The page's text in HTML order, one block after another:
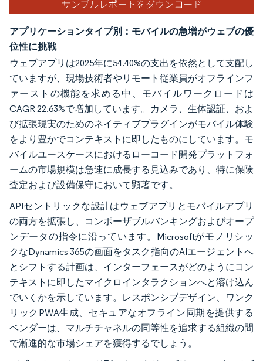
アプリケーションタイプ別：モバイルの急増がウェブの優
位性に挑戦
ウェブアプリは2025年に54.40%の支出を依然として支配し
ていますが、現場技術者やリモート従業員がオフラインフ
ァーストの機能を求める中、モバイルワークロードは
CAGR 22.63%で増加しています。カメラ、生体認証、およ
び拡張現実のためのネイティブプラグインがモバイル体験
をより豊かでコンテキストに即したものにしています。モ
バイルユースケースにおけるローコード開発プラットフォ
ームの市場規模は急速に成長する見込みであり、特に保険
査定および設備保守において顕著です。
APIセントリックな設計はウェブアプリとモバイルアプリ
の両方を拡張し、コンポーザブルバンキングおよびオープ
ンデータの指令に沿っています。Microsoftがモノリシッ
クなDynamics 365の画面をタスク指向のAIエージェントへ
とシフトする計画は、インターフェースがどのようにコン
テキストに即したマイクロインタラクションへと溶け込ん
でいくかを示しています。レスポンシブデザイン、ワンク
リックPWA生成、セキュアなオフライン同期を提供する
ベンダーは、マルチチャネルの同等性を追求する組織の間
で漸進的な市場シェアを獲得するでしょう。